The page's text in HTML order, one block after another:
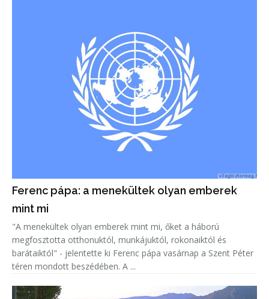
Ferenc pápa: a menekültek olyan emberek
mint mi
"A menekültek olyan emberek mint mi, őket a háború
megfosztotta otthonuktól, munkájuktól, rokonaiktól és
barátaiktól" - jelentette ki Ferenc pápa vasárnap a Szent Péter
téren mondott beszédében. A ...